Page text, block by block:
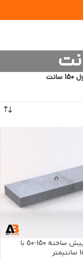
سانت
دال بتنی پیش ساخته 150-50 با